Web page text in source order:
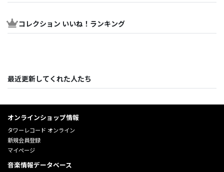
コレクション いいね！ランキング
最近更新してくれた人たち
オンラインショップ情報
タワーレコード オンライン
新規会員登録
マイページ
音楽情報データベース